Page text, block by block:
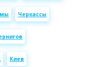
Черкассы
Киев